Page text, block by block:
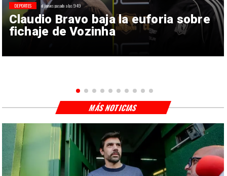
Claudio Bravo baja la euforia sobre
fichaje de Vozinha
DEPORTES el jueves pasado a las 9:49
MÁS NOTICIAS